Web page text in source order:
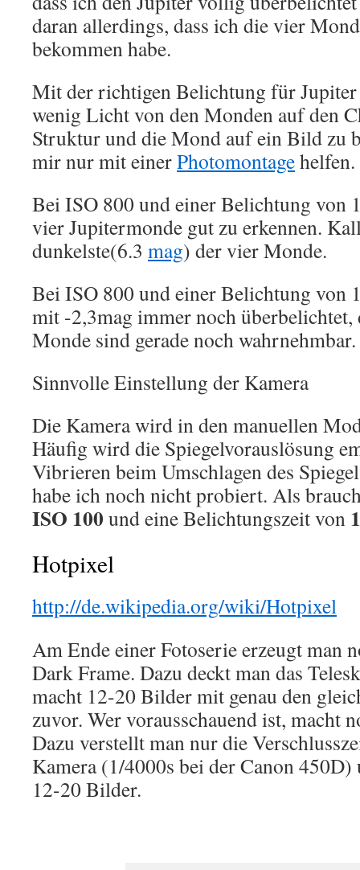
daran allerdings, dass ich die vier
bekommen habe.
Mit der richtigen Belichtung für
wenig Licht von den Monden auf den
Struktur und die Mond auf ein Bild zu
mir nur mit einerPhotomontagehelfen.
Bei ISO 800 und einer Belichtung von
vier Jupitermonde gut zu erkennen.
dunkelste(6.3 mag) der vier Monde.
Bei ISO 800 und einer Belichtung von
mit -2,3mag immer noch überbelichtet,
Monde sind gerade noch wahrnehmbar.
Sinnvolle Einstellung der Kamera
Die Kamera wird in den manuellen
Häufig wird die Spiegelvorauslösung
Vibrieren beim Umschlagen des
habe ich noch nicht probiert. Als
ISO 100 und eine Belichtungszeit von
Hotpixel
http://de.wikipedia.org/wiki/Hotpixel
Am Ende einer Fotoserie erzeugt man
Dark Frame. Dazu deckt man das
macht 12-20 Bilder mit genau den
zuvor. Wer vorausschauend ist, macht
Dazu verstellt man nur die
Kamera (1/4000s bei der Canon 450D)
12-20 Bilder.